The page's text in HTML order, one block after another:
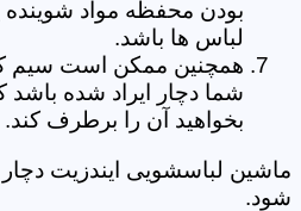
بودن محفظه مواد شوینده
لباس ها باشد.
همچنین ممکن است سیم
شما دچار ایراد شده باشد
بخواهید آن را برطرف کند.
ماشین لباسشویی ایندزیت
شود.